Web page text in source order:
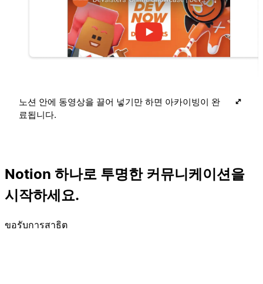
노션 안에 동영상을 끌어 넣기만 하면 아카이빙이 완
료됩니다.
Notion 하나로 투명한 커뮤니케이션을
시작하세요.
ขอรับการสาธิต